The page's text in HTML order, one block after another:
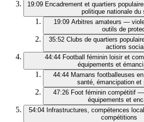
19:09 Encadrement et quartiers
politique nationale du
19:09 Arbitres amateurs —
outils de
35:52 Clubs de quartiers
actions
44:44 Football féminin loisir et
équipements et
44:44 Mamans footballeuses
santé, émancipation et
47:26 Foot féminin compétitif
équipements et
54:04 Infrastructures, compétences
compétitions